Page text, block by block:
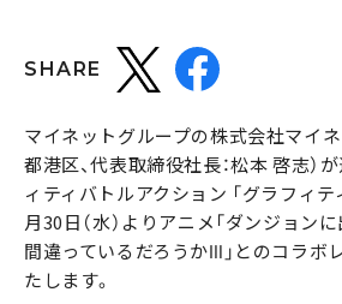
SHARE
マイネットグループの株式会社マイ
都港区、代表取締役社長：松本 啓志）
ィティバトルアクション 「グラフィテ
月30日（水）よりアニメ「ダンジョン
間違っているだろうかⅢ」とのコラボ
たします。